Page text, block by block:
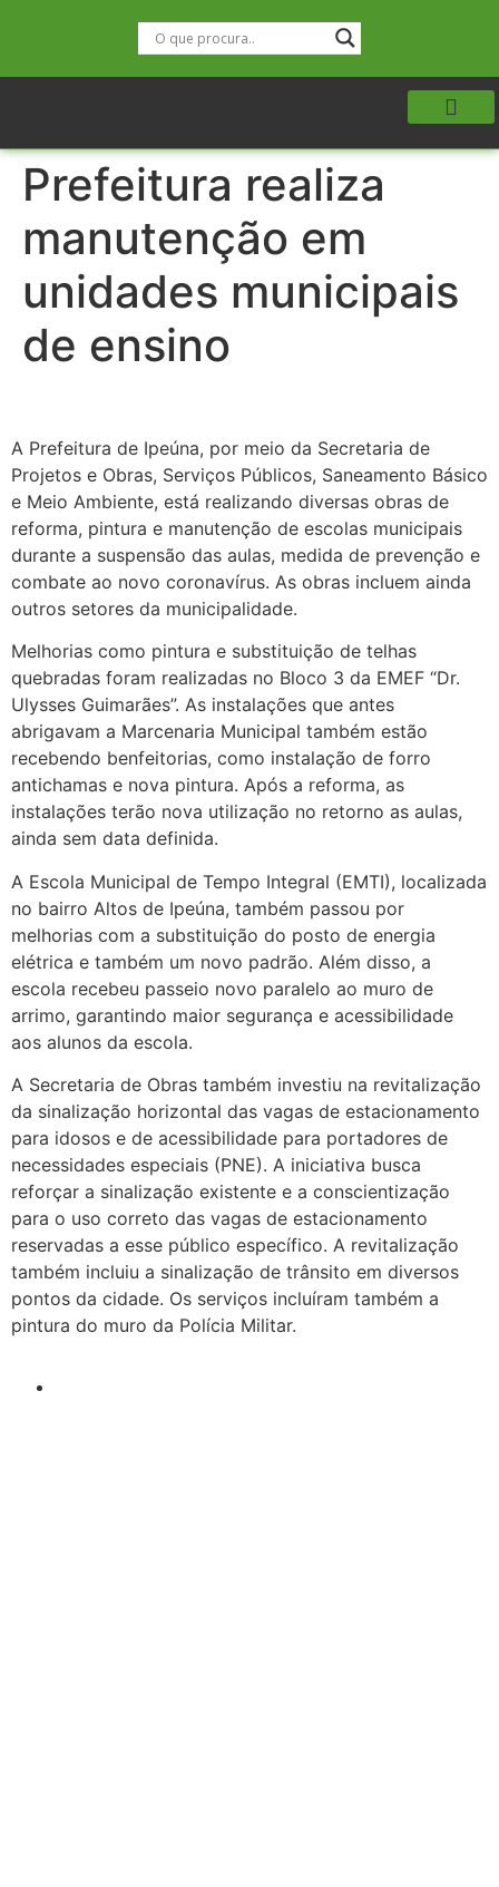
Prefeitura realiza
manutenção em
unidades municipais
de ensino
A Prefeitura de Ipeúna, por meio da Secretaria de
Projetos e Obras, Serviços Públicos, Saneamento Básico
e Meio Ambiente, está realizando diversas obras de
reforma, pintura e manutenção de escolas municipais
durante a suspensão das aulas, medida de prevenção e
combate ao novo coronavírus. As obras incluem ainda
outros setores da municipalidade.
Melhorias como pintura e substituição de telhas
quebradas foram realizadas no Bloco 3 da EMEF “Dr.
Ulysses Guimarães”. As instalações que antes
abrigavam a Marcenaria Municipal também estão
recebendo benfeitorias, como instalação de forro
antichamas e nova pintura. Após a reforma, as
instalações terão nova utilização no retorno as aulas,
ainda sem data definida.
A Escola Municipal de Tempo Integral (EMTI), localizada
no bairro Altos de Ipeúna, também passou por
melhorias com a substituição do posto de energia
elétrica e também um novo padrão. Além disso, a
escola recebeu passeio novo paralelo ao muro de
arrimo, garantindo maior segurança e acessibilidade
aos alunos da escola.
A Secretaria de Obras também investiu na revitalização
da sinalização horizontal das vagas de estacionamento
para idosos e de acessibilidade para portadores de
necessidades especiais (PNE). A iniciativa busca
reforçar a sinalização existente e a conscientização
para o uso correto das vagas de estacionamento
reservadas a esse público específico. A revitalização
também incluiu a sinalização de trânsito em diversos
pontos da cidade. Os serviços incluíram também a
pintura do muro da Polícia Militar.